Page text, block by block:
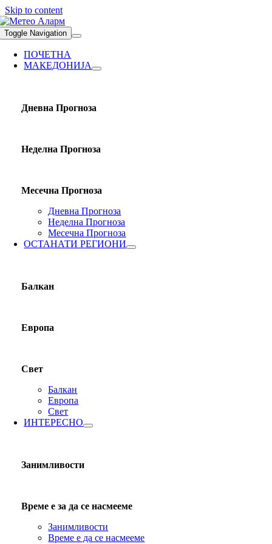
Skip to content
Toggle Navigation
ПОЧЕТНА
МАКЕДОНИЈА
Дневна Прогноза
Неделна Прогноза
Месечна Прогноза
Дневна Прогноза
Неделна Прогноза
Месечна Прогноза
ОСТАНАТИ РЕГИОНИ
Балкан
Европа
Свет
Балкан
Европа
Свет
ИНТЕРЕСНО
Занимливости
Време е за да се насмееме
Занимливости
Време е да се насмееме